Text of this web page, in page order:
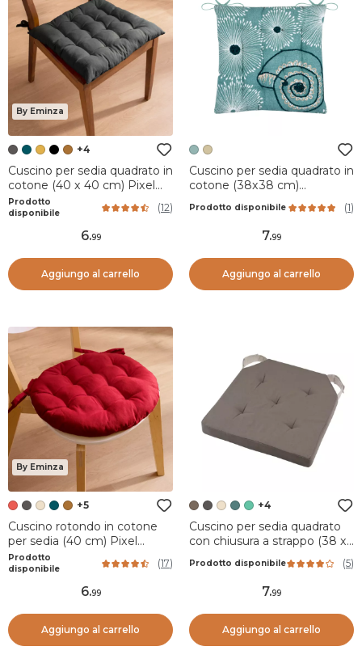
By Eminza
+4
Cuscino per sedia quadrato in
cotone (40 x 40 cm) Pixel
Grigio antracite
Prodotto
disponibile
(12)
6.99
Aggiungo al carrello
Cuscino per sedia quadrato in
cotone (38x38 cm)
Prodotto disponibile (1)
7.99
Aggiungo al carrello
By Eminza
+5
Cuscino rotondo in cotone
per sedia (40 cm) Pixel
Rosso
Prodotto
disponibile
(17)
6.99
Aggiungo al carrello
+4
Cuscino per sedia quadrato
con chiusura a strappo (38 x
Prodotto disponibile (5)
7.99
Aggiungo al carrello